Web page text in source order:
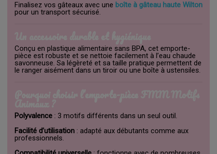
Finalisez vos gâteaux avec une boîte à gâteau haute Wilton
pour un transport sécurisé.
Conçu en plastique alimentaire sans BPA, cet emporte-
pièce est robuste et se nettoie facilement à l’eau chaude
savonneuse. Sa légèreté et sa taille pratique permettent de
le ranger aisément dans un tiroir ou une boîte à ustensiles.
Polyvalence : 3 motifs différents dans un seul outil.
Facilité d’utilisation : adapté aux débutants comme aux
professionnels.